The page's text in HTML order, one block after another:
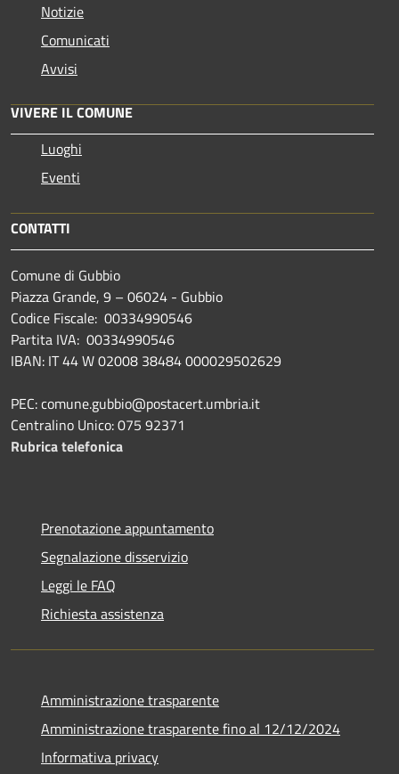
Notizie
Comunicati
Avvisi
VIVERE IL COMUNE
Luoghi
Eventi
CONTATTI
Comune di Gubbio
Piazza Grande, 9 – 06024 - Gubbio
Codice Fiscale: 00334990546
Partita IVA: 00334990546
IBAN: IT 44 W 02008 38484 000029502629
PEC: comune.gubbio@postacert.umbria.it
Centralino Unico: 075 92371
Rubrica telefonica
Prenotazione appuntamento
Segnalazione disservizio
Leggi le FAQ
Richiesta assistenza
Amministrazione trasparente
Amministrazione trasparente fino al 12/12/2024
Informativa privacy